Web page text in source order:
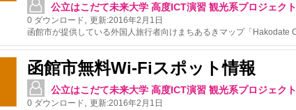
公立はこだて未来大学 高度ICT演習 観光系プロジェクト
0 ダウンロード 更新:2016年2月1日
函館市無料Wi-Fiスポット情報
公立はこだて未来大学 高度ICT演習 観光系プロジェクト
0 ダウンロード 更新:2016年2月1日